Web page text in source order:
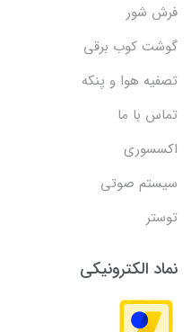
فرش شور
گوشت کوب برقی
تصفیه هوا و پنکه
تماس با ما
اکسسوری
سیستم صوتی
توستر
نماد الکترونیکی